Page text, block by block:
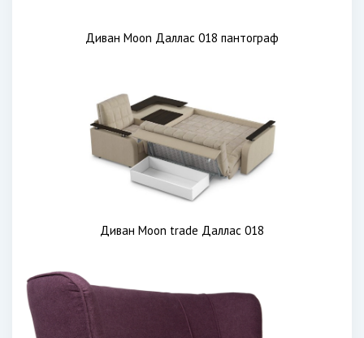
Диван Moon Даллас 018 пантограф
Диван Moon trade Даллас 018